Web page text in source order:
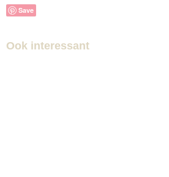
Save
Ook interessant